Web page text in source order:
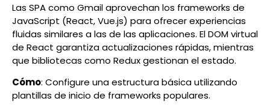
Las SPA como Gmail aprovechan los frameworks de
JavaScript (React, Vue.js) para ofrecer experiencias
fluidas similares a las de las aplicaciones. El DOM virtual
de React garantiza actualizaciones rápidas, mientras
que bibliotecas como Redux gestionan el estado.
Cómo: Configure una estructura básica utilizando
plantillas de inicio de frameworks populares.